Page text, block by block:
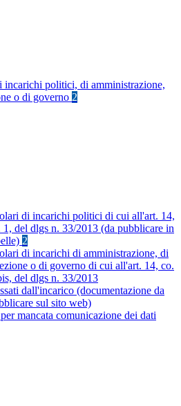
incarichi politici, di amministrazione,
o di governo 2
di incarichi politici di cui all'art. 14,
1, del dlgs n. 33/2013 (da pubblicare in
2
di incarichi di amministrazione, di
o di governo di cui all'art. 14, co.
del dlgs n. 33/2013
dall'incarico (documentazione da
sul sito web)
mancata comunicazione dei dati